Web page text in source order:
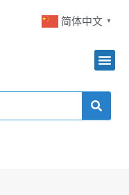
简体中文 ▼